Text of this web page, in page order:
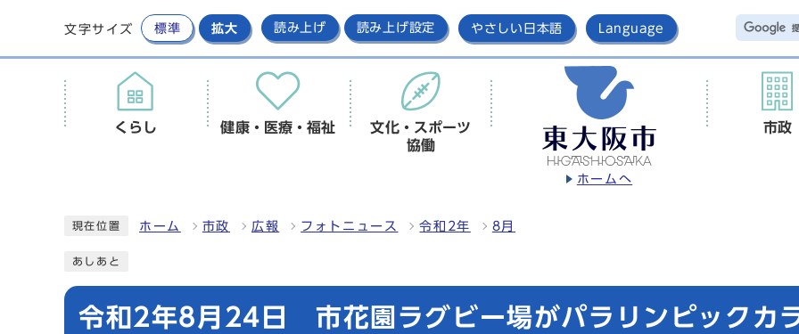
文字サイズ 標準 拡大 読み上げ 読み上げ設定 やさしい日本語 Language
ホームへ
くらし 健康・医療・福祉
文化・スポーツ
協働
市政
現在位置 ホーム 市政 広報 フォトニュース 令和2年 8月
あしあと
令和2年8月24日 市花園ラグビー場がパラリンピックカ